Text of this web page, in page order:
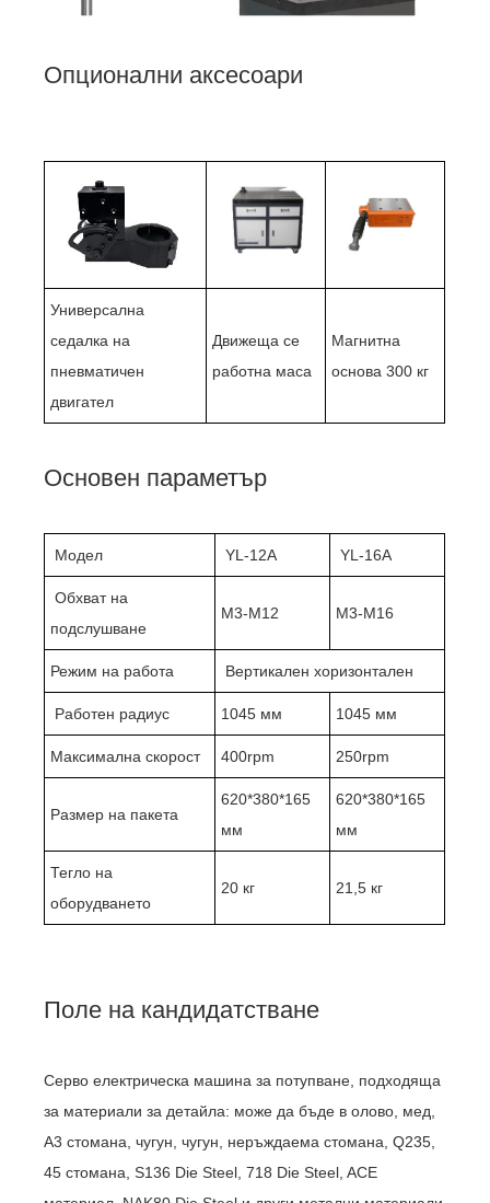
Опционални аксесоари
Универсална
седалка на
пневматичен
двигател
Движеща се
работна маса
Магнитна
основа 300 кг
Основен параметър
Модел YL-12A YL-16A
Обхват на
подслушване
M3-M12 M3-M16
Режим на работа Вертикален хоризонтален
Работен радиус 1045 мм 1045 мм
Максимална скорост 400rpm 250rpm
Размер на пакета
620*380*165
мм
620*380*165
мм
Тегло на
оборудването
20 кг 21,5 кг
Поле на кандидатстване
Серво електрическа машина за потупване, подходяща
за материали за детайла: може да бъде в олово, мед,
A3 стомана, чугун, чугун, неръждаема стомана, Q235,
45 стомана, S136 Die Steel, 718 Die Steel, ACE